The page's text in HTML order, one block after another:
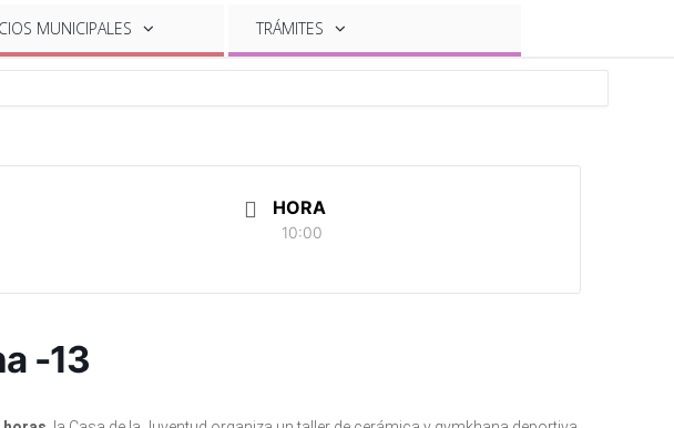
MUNICIPALES TRÁMITES
HORA
10:00
-13